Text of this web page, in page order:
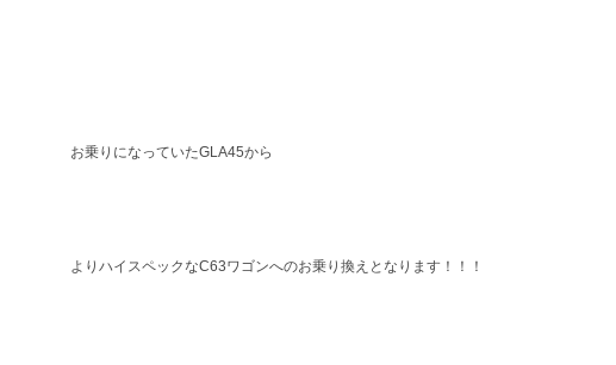
お乗りになっていたGLA45から
よりハイスペックなC63ワゴンへのお乗り換えとなります！！！